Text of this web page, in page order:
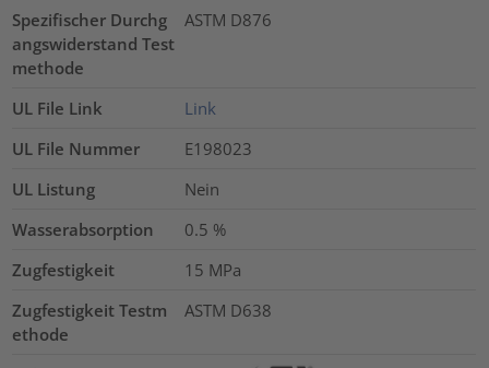
Spezifischer Durchg
angswiderstand Test
methode
ASTM D876
UL File Link
Link
UL File Nummer
E198023
UL Listung
Nein
Wasserabsorption
0.5 %
Zugfestigkeit
15 MPa
Zugfestigkeit Testm
ethode
ASTM D638